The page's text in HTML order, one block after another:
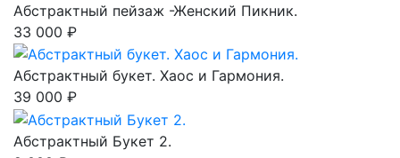
Абстрактный пейзаж -Женский Пикник.
33 000 ₽
Абстрактный букет. Хаос и Гармония.
39 000 ₽
Абстрактный Букет 2.